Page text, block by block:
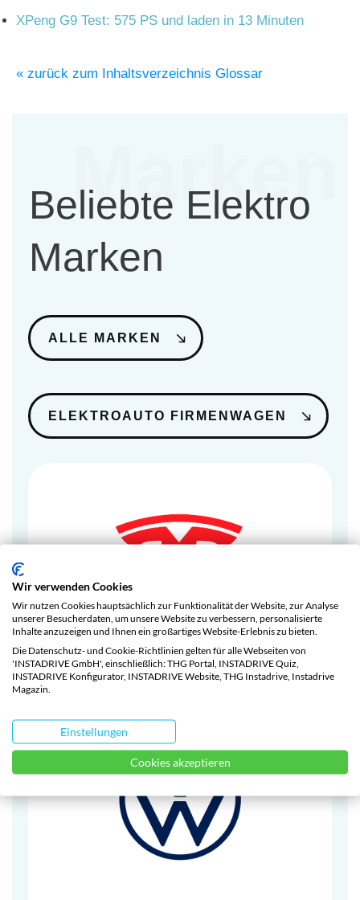
XPeng G9 Test: 575 PS und laden in 13 Minuten
« zurück zum Inhaltsverzeichnis Glossar
Marken
Beliebte Elektro
Marken
ALLE MARKEN
ELEKTROAUTO FIRMENWAGEN
Tesla
Wir verwenden Cookies
Wir nutzen Cookies hauptsächlich zur Funktionalität der Website, zur Analyse
unserer Besucherdaten, um unsere Website zu verbessern, personalisierte
Inhalte anzuzeigen und Ihnen ein großartiges Website-Erlebnis zu bieten.
Die Datenschutz- und Cookie-Richtlinien gelten für alle Webseiten von
'INSTADRIVE GmbH', einschließlich: THG Portal, INSTADRIVE Quiz,
INSTADRIVE Konfigurator, INSTADRIVE Website, THG Instadrive, Instadrive
Magazin.
Einstellungen
Cookies akzeptieren